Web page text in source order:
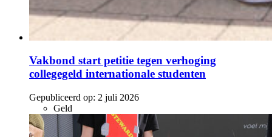
Vakbond start petitie tegen verhoging
collegegeld internationale studenten
Gepubliceerd op: 2 juli 2026
Geld